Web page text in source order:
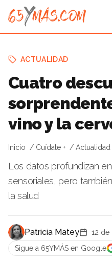
ACTUALIDAD
Cuatro
vino y la
Inicio Cuídate + Actualidad
Los datos profundizan
sensoriales, pero
la salud
Patricia Matey
12 de
Sigue a 65YMÁS en Google